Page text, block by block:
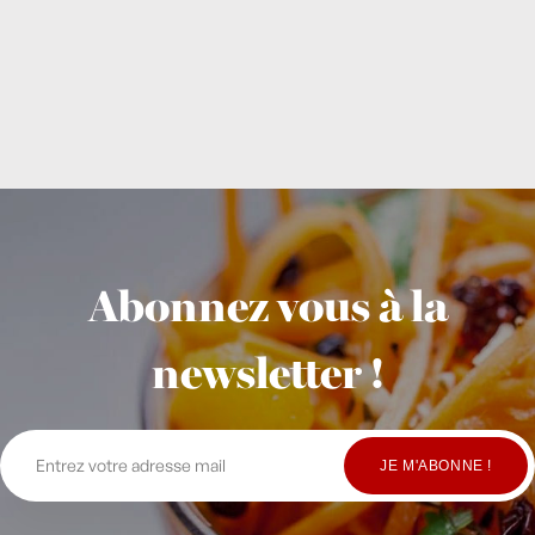
Abonnez vous à la
newsletter !